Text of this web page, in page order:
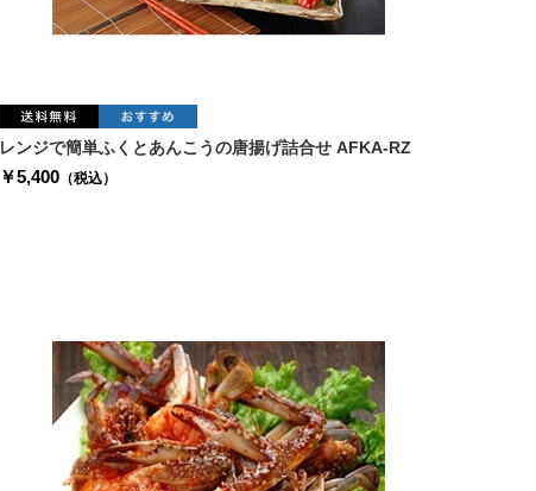
レンジで簡単ふくとあんこうの唐揚げ詰合せ AFKA-RZ
￥5,400 （税込）